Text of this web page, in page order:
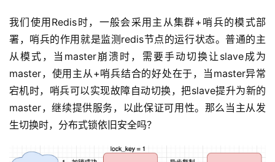
我们使用Redis时，一般会采用主从集群+哨兵的模式部
署，哨兵的作用就是监测redis节点的运行状态。普通的主
从模式，当master崩溃时，需要手动切换让slave成为
master，使用主从+哨兵结合的好处在于，当master异常
宕机时，哨兵可以实现故障自动切换，把slave提升为新的
master，继续提供服务，以此保证可用性。那么当主从发
生切换时，分布式锁依旧安全吗？